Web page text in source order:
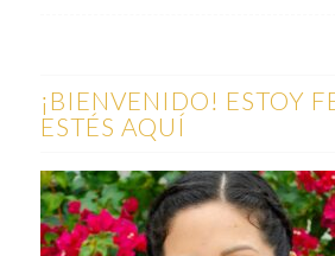
¡BIENVENIDO! ESTOY
ESTÉS AQUÍ